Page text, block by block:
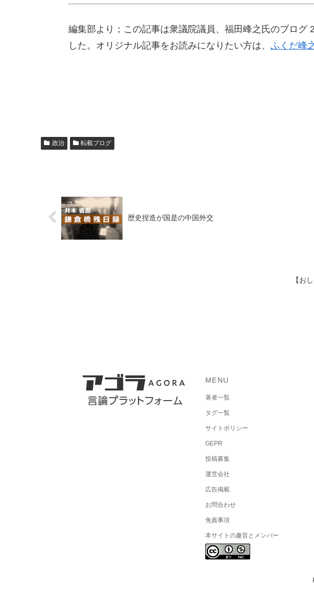
編集部より；この記事は衆議院議員、福田峰之氏のブログ
した。オリジナル記事をお読みになりたい方は、 ふくだ峰
政治 転載ブログ
歴史捏造が国是の中国外交
【お
MENU
著者一覧
タグ一覧
サイトポリシー
GEPR
投稿募集
運営会社
広告掲載
お問合わせ
免責事項
本サイトの趣旨とメンバー